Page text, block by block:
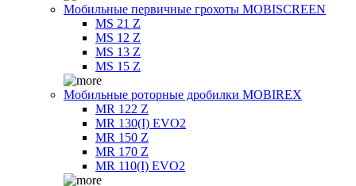
Мобильные первичные грохоты MOBISCREEN
MS 21 Z
MS 12 Z
MS 13 Z
MS 15 Z
Мобильные роторные дробилки MOBIREX
MR 122 Z
MR 130(I) EVO2
MR 150 Z
MR 170 Z
MR 110(I) EVO2